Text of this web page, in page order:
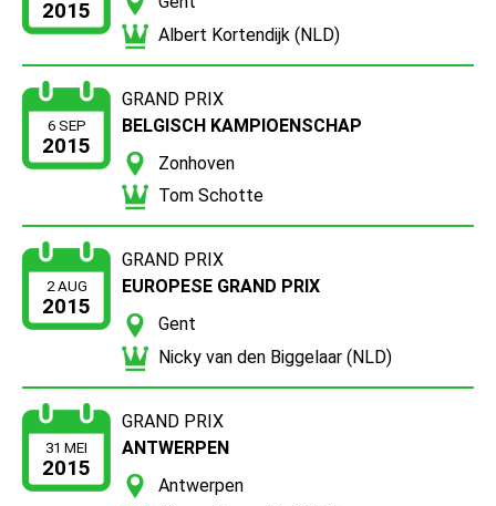
2015
Albert Kortendijk (NLD)
6 SEP
2015
GRAND PRIX
BELGISCH KAMPIOENSCHAP
Zonhoven
Tom Schotte
2 AUG
2015
GRAND PRIX
EUROPESE GRAND PRIX
Gent
Nicky van den Biggelaar (NLD)
31 MEI
2015
GRAND PRIX
ANTWERPEN
Antwerpen